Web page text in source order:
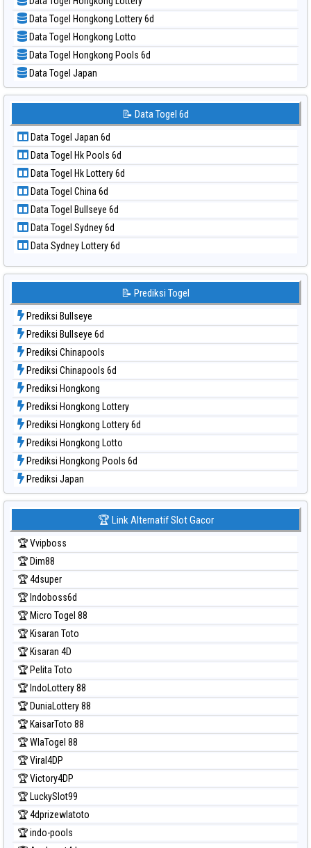
📝 Pola Dasar Singapore
📝 Pola Dasar Sydney
📝 Pola Dasar Sydney Lottery
📝 Pola Dasar Sydney Lottery 6d
📝 Pola Dasar Sydney Lotto
📝 Pola Dasar Taiwan
Data Togel Hongkong Lottery 6d
Data Togel Hongkong Lotto
Data Togel Hongkong Pools 6d
Data Togel Japan
Data Togel Japan 6d
Data Togel Kuda Lari
Data Togel Magnum Cambodia
Data Togel Nagoya
Data Togel North Carolina Day
Data Togel Pcso
Data Togel Sao Paulo
Data Togel Singapore
Data Togel Sydney
Data Togel Sydney Lottery
Data Togel Sydney Lottery 6d
Data Togel Sydney Lotto
Data Togel Sydney Pools 6d
Data Togel Taipei
Data Togel Taiwan
📝 Data Togel 6d
Data Togel Japan 6d
Data Togel Hk Pools 6d
Data Togel Hk Lottery 6d
Data Togel China 6d
Data Togel Bullseye 6d
Data Togel Sydney 6d
Data Sydney Lottery 6d
📝 Prediksi Togel
Prediksi Bullseye
Prediksi Bullseye 6d
Prediksi Chinapools
Prediksi Chinapools 6d
Prediksi Hongkong
Prediksi Hongkong Lottery
Prediksi Hongkong Lottery 6d
Prediksi Hongkong Lotto
Prediksi Hongkong Pools 6d
Prediksi Japan
Prediksi Japan 6d
Prediksi Kuda Lari
Prediksi Magnum Cambodia
Prediksi Nagoya
Prediksi North Carolina Day
Prediksi Pcso
Prediksi Sao Paulo
Prediksi Singapore
Prediksi Sydney
Prediksi Sydney Lottery
Prediksi Sydney Lottery 6d
Prediksi Sydney Lotto
Prediksi Sydney Pools 6d
Prediksi Taipei
Prediksi Taiwan
🏆 Link Alternatif Slot Gacor
🏆 Vvipboss
🏆 Dim88
🏆 4dsuper
🏆 Indoboss6d
🏆 Micro Togel 88
🏆 Kisaran Toto
🏆 Kisaran 4D
🏆 Pelita Toto
🏆 IndoLottery 88
🏆 DuniaLottery 88
🏆 KaisarToto 88
🏆 WlaTogel 88
🏆 Viral4DP
🏆 Victory4DP
🏆 LuckySlot99
🏆 4dprizewlatoto
🏆 indo-pools